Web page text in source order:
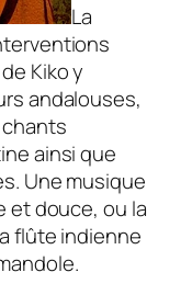
La
Kiko y
andalouses,
ainsi que
Une musique
et douce, ou la
flûte indienne